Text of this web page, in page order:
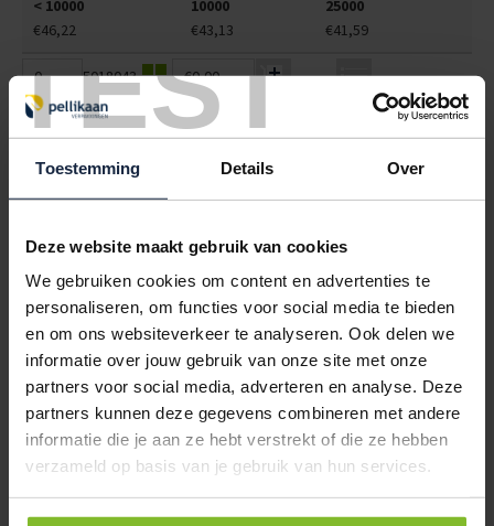
TEST
Toestemming Details Over
Deze website maakt gebruik van cookies
We gebruiken cookies om content en advertenties te
personaliseren, om functies voor social media te bieden
en om ons websiteverkeer te analyseren. Ook delen we
informatie over jouw gebruik van onze site met onze
partners voor social media, adverteren en analyse. Deze
partners kunnen deze gegevens combineren met andere
informatie die je aan ze hebt verstrekt of die ze hebben
verzameld op basis van je gebruik van hun services.
< 10000 10000
25000
€46,22
€43,13 €41,59
5018043 €0,00
POLYBAKJES V2 ZWART 189X121X22MM (340CC)
€53,21
€49,66
POLYBAKJES A9 + ZIJVAK WIT 203X95X36MM (350+100CC)
< 10000
10000
25000
€45,15
€42,14 €40,64
€0,00
POLYBAKJES A9 + ZIJVAK ZWART 203X95X36MM (350+100CC)
< 10000
10000
25000